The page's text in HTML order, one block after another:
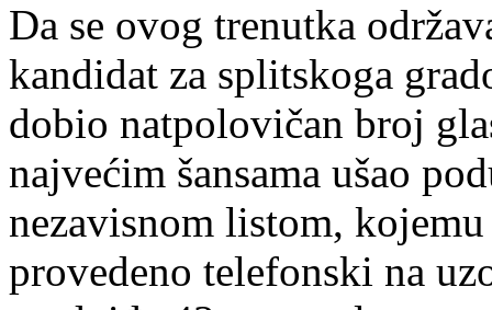
Da se ovog trenutka
kandidat za splitskoga
dobio natpolovičan broj
najvećim šansama ušao
nezavisnom listom,
provedeno telefonski na